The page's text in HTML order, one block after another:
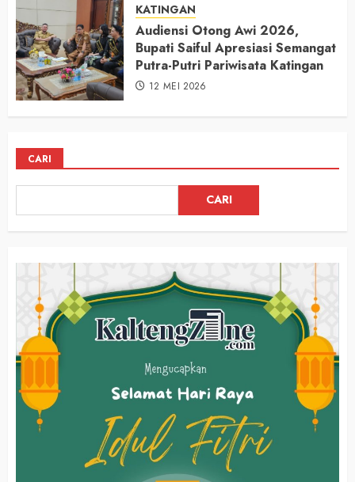
KATINGAN
Audiensi Otong Awi 2026,
Bupati Saiful Apresiasi Semangat
Putra-Putri Pariwisata Katingan
12 MEI 2026
CARI
CARI